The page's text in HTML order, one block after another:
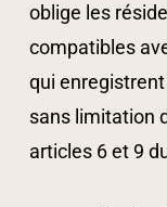
oblige les
compatibles
qui
sans limitation
articles 6 et 9